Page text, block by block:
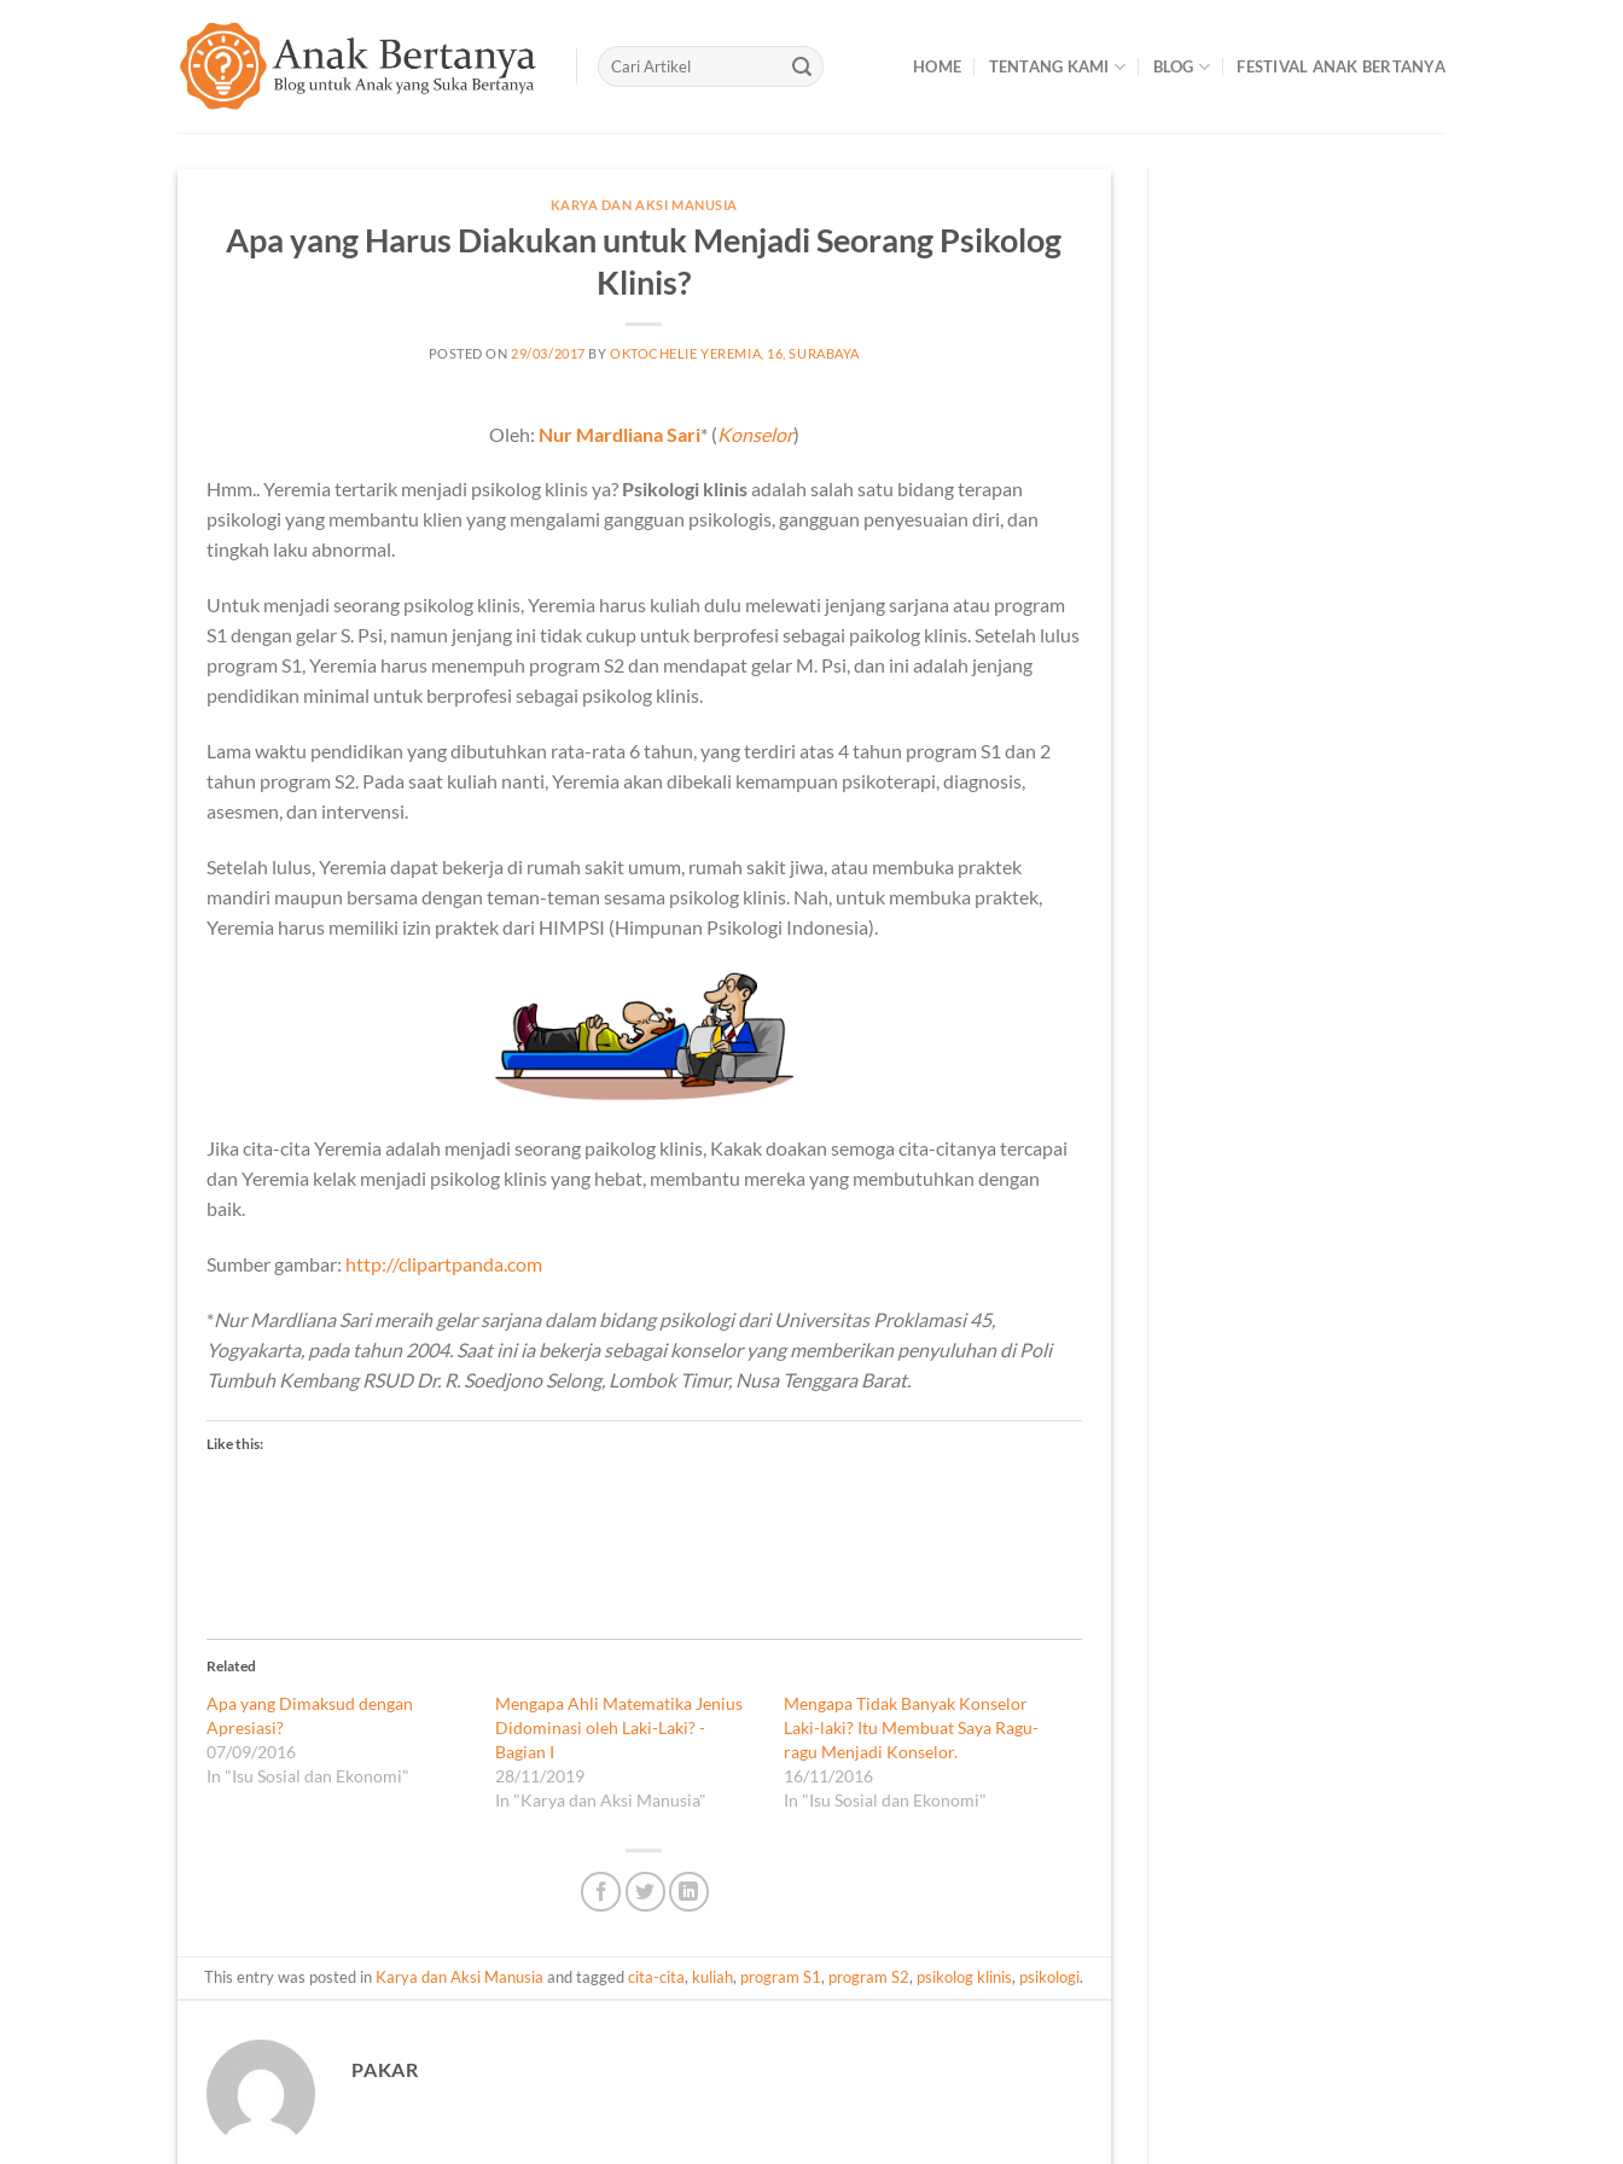
HOME TENTANG KAMI BLOG FESTIVAL ANAK BERTANYA
KARYA DAN AKSI MANUSIA
Apa yang Harus Diakukan untuk Menjadi Seorang Psikolog
Klinis?
POSTED ON 29/03/2017 BYOKTOCHELIE YEREMIA, 16, SURABAYA
Oleh: Nur Mardliana Sari* (Konselor)
Hmm.. Yeremia tertarik menjadi psikolog klinis ya? Psikologi klinisadalah salah satu bidang terapan
psikologi yang membantu klien yang mengalami gangguan psikologis, gangguan penyesuaian diri, dan
tingkah laku abnormal.
Untuk menjadi seorang psikolog klinis, Yeremia harus kuliah dulu melewati jenjang sarjana atau program
S1 dengan gelar S. Psi, namun jenjang ini tidak cukup untuk berprofesi sebagai paikolog klinis. Setelah lulus
program S1, Yeremia harus menempuh program S2 dan mendapat gelar M. Psi, dan ini adalah jenjang
pendidikan minimal untuk berprofesi sebagai psikolog klinis.
Lama waktu pendidikan yang dibutuhkan rata-rata 6 tahun, yang terdiri atas 4 tahun program S1 dan 2
tahun program S2. Pada saat kuliah nanti, Yeremia akan dibekali kemampuan psikoterapi, diagnosis,
asesmen, dan intervensi.
Setelah lulus, Yeremia dapat bekerja di rumah sakit umum, rumah sakit jiwa, atau membuka praktek
mandiri maupun bersama dengan teman-teman sesama psikolog klinis. Nah, untuk membuka praktek,
Yeremia harus memiliki izin praktek dari HIMPSI (Himpunan Psikologi Indonesia).
Jika cita-cita Yeremia adalah menjadi seorang paikolog klinis, Kakak doakan semoga cita-citanya tercapai
dan Yeremia kelak menjadi psikolog klinis yang hebat, membantu mereka yang membutuhkan dengan
baik.
Sumber gambar: http://clipartpanda.com
*Nur Mardliana Sari meraih gelar sarjana dalam bidang psikologi dari Universitas Proklamasi 45,
Yogyakarta, pada tahun 2004. Saat ini ia bekerja sebagai konselor yang memberikan penyuluhan di Poli
Tumbuh Kembang RSUD Dr. R. Soedjono Selong, Lombok Timur, Nusa Tenggara Barat.
Like this:
Related
Apa yang Dimaksud dengan
Apresiasi?
07/09/2016
In "Isu Sosial dan Ekonomi"
Mengapa Ahli Matematika Jenius
Didominasi oleh Laki-Laki? -
Bagian I
28/11/2019
In "Karya dan Aksi Manusia"
Mengapa Tidak Banyak Konselor
Laki-laki? Itu Membuat Saya Ragu-
ragu Menjadi Konselor.
16/11/2016
In "Isu Sosial dan Ekonomi"
This entry was posted in Karya dan Aksi Manusia and taggedcita-cita, kuliah, program S1, program S2, psikolog klinis, psikologi.
PAKAR